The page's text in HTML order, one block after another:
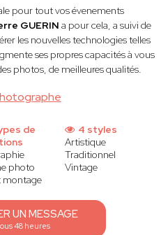
pour tout vos évenements
GUERIN a pour cela, a suivi de
les nouvelles technologies telles
ses propres capacités à vous
photos, de meilleures qualités.
de
photo
montage
4 styles
Artistique
Traditionnel
Vintage
UN MESSAGE
48 heures